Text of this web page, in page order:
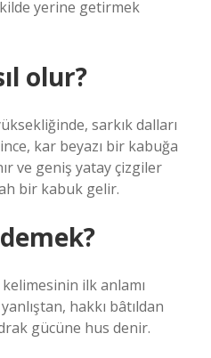
yerine getirmek
olur?
sarkık dalları
kar beyazı bir kabuğa
ve geniş yatay çizgiler
bir kabuk gelir.
ilk anlamı
yanlıştan, hakkı bâtıldan
gücüne hus denir.